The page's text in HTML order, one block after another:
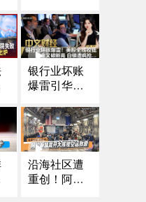
供“战斧”导弹
成焦点
银行业坏账
爆雷引华尔
全线收低
沿海社区遭
重创！阿拉